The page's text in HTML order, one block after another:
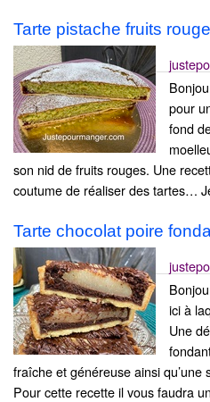
Tarte pistache fruits
pour
fond
son nid de fruits rouges. Une
coutume de réaliser des tartes…
Tarte chocolat poire
ici à
Une
fraîche et généreuse ainsi
Pour cette recette il vous faudra